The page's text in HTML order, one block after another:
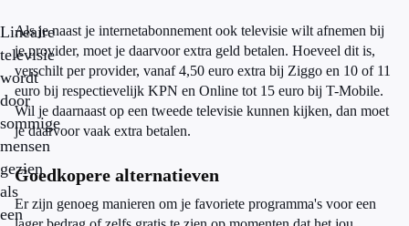
Lineaire
televisie
wordt
door
sommige
mensen
gezien
als
een
Als je naast je internetabonnement ook televisie wilt afnemen bij
je provider, moet je daarvoor extra geld betalen. Hoeveel dit is,
verschilt per provider, vanaf 4,50 euro extra bij Ziggo en 10 of 11
euro bij respectievelijk KPN en Online tot 15 euro bij T-Mobile.
Wil je daarnaast op een tweede televisie kunnen kijken, dan moet
je daarvoor vaak extra betalen.
Goedkopere alternatieven
Er zijn genoeg manieren om je favoriete programma's voor een